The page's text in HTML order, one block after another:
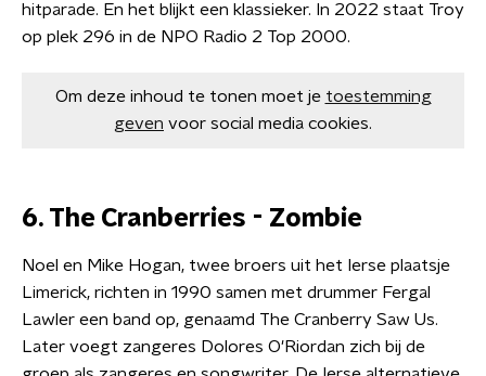
hitparade. En het blijkt een klassieker. In 2022 staat Troy
op plek 296 in de NPO Radio 2 Top 2000.
Om deze inhoud te tonen moet je toestemming
geven voor social media cookies.
6. The Cranberries - Zombie
Noel en Mike Hogan, twee broers uit het Ierse plaatsje
Limerick, richten in 1990 samen met drummer Fergal
Lawler een band op, genaamd The Cranberry Saw Us.
Later voegt zangeres Dolores O'Riordan zich bij de